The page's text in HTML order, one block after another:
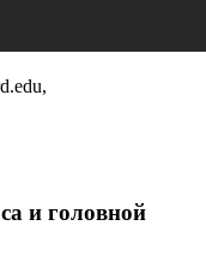
и головной